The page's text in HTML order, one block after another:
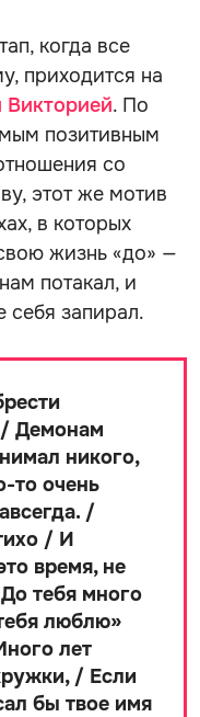
когда все
приходится на
Викторией. По
позитивным
со
этот же мотив
в которых
жизнь «до» —
потакал, и
себя запирал.
/ Демонам
никого,
то очень
/
/ И
время, не
тебя много
люблю»
лет
/ Если
бы твое имя